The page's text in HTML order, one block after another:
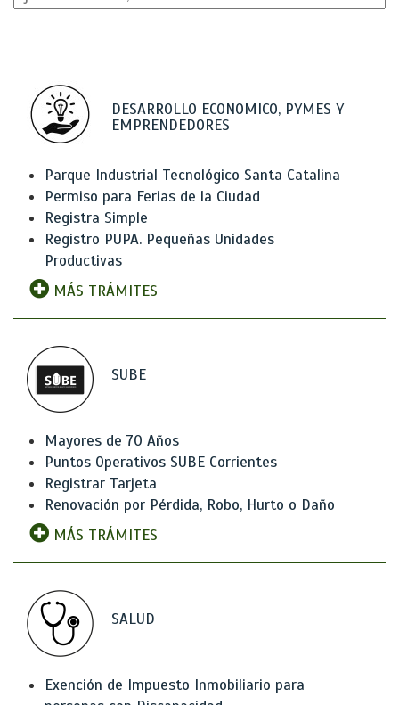
DESARROLLO ECONOMICO, PYMES Y
EMPRENDEDORES
Parque Industrial Tecnológico Santa Catalina
Permiso para Ferias de la Ciudad
Registra Simple
Registro PUPA. Pequeñas Unidades
Productivas
MÁS TRÁMITES
SUBE
Mayores de 70 Años
Puntos Operativos SUBE Corrientes
Registrar Tarjeta
Renovación por Pérdida, Robo, Hurto o Daño
MÁS TRÁMITES
SALUD
Exención de Impuesto Inmobiliario para